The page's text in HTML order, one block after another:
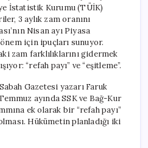
için
İstatistik Kurumu (TÜİK)
3 aylık zam oranını
Nisan ayı Piyasa
için ipuçları sunuyor.
zam farklılıklarını gidermek
“refah payı” ve “eşitleme”.
Gazetesi yazarı Faruk
ayında SSK ve Bağ-Kur
ek olarak bir “refah payı”
Hükümetin planladığı iki